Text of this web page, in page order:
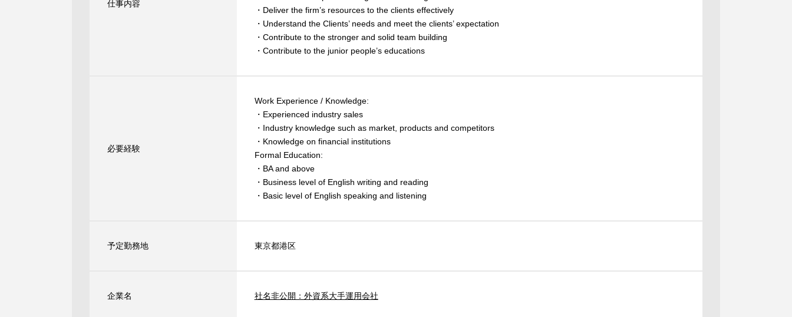
仕事内容
・Deliver the firm’s resources to the clients effectively
・Understand the Clients’ needs and meet the clients’ expectation
・Contribute to the stronger and solid team building
・Contribute to the junior people’s educations
必要経験
Work Experience / Knowledge:
・Experienced industry sales
・Industry knowledge such as market, products and competitors
・Knowledge on financial institutions
Formal Education:
・BA and above
・Business level of English writing and reading
・Basic level of English speaking and listening
予定勤務地 東京都港区
企業名 社名非公開：外資系大手運用会社